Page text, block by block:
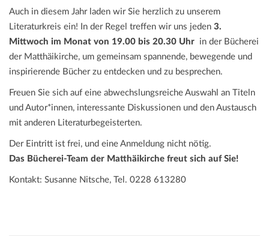
Auch in diesem Jahr laden wir Sie herzlich zu unserem
Literaturkreis ein! In der Regel treffen wir uns jeden 3.
Mittwoch im Monat von 19.00 bis 20.30 Uhr in der Bücherei
der Matthäikirche, um gemeinsam spannende, bewegende und
inspirierende Bücher zu entdecken und zu besprechen.
Freuen Sie sich auf eine abwechslungsreiche Auswahl an Titeln
und Autor*innen, interessante Diskussionen und den Austausch
mit anderen Literaturbegeisterten.
Der Eintritt ist frei, und eine Anmeldung nicht nötig.
Das Bücherei-Team der Matthäikirche freut sich auf Sie!
Kontakt: Susanne Nitsche, Tel. 0228 613280